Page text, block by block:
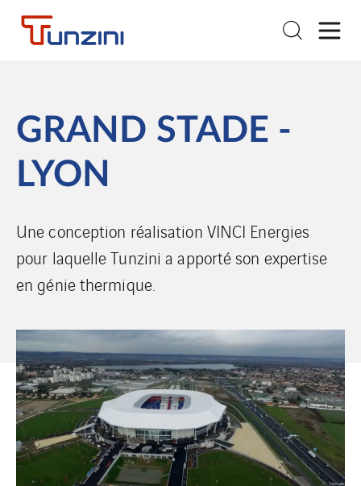
GRAND STADE -
LYON
Une conception réalisation VINCI Energies
pour laquelle Tunzini a apporté son expertise
en génie thermique.